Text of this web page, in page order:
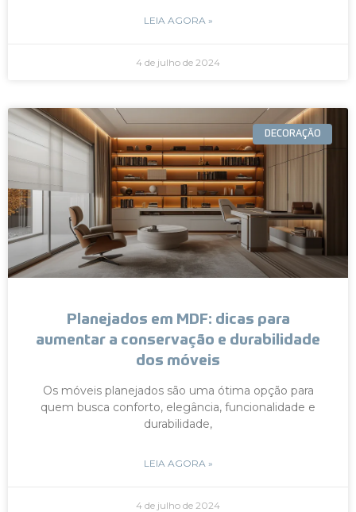
LEIA AGORA »
4 de julho de 2024
DECORAÇÃO
Planejados em MDF: dicas para
aumentar a conservação e durabilidade
dos móveis
Os móveis planejados são uma ótima opção para
quem busca conforto, elegância, funcionalidade e
durabilidade,
LEIA AGORA »
4 de julho de 2024